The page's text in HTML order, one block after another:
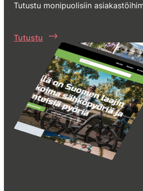
Tutustu monipuolisiin
Tutustu